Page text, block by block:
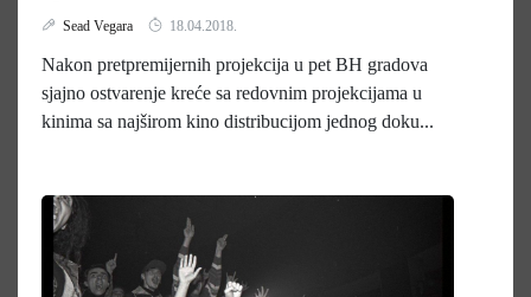
Sead Vegara 18.04.2018.
Nakon pretpremijernih projekcija u pet BH gradova
sjajno ostvarenje kreće sa redovnim projekcijama u
kinima sa najširom kino distribucijom jednog doku...